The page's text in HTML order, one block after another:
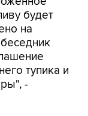
будет
на
тупика и
-